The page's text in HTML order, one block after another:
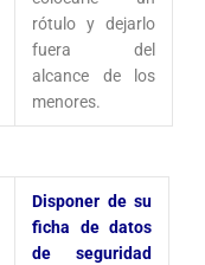
rótulo y dejarlo
fuera del
alcance de los
menores.
Disponer de su
ficha de datos
de seguridad